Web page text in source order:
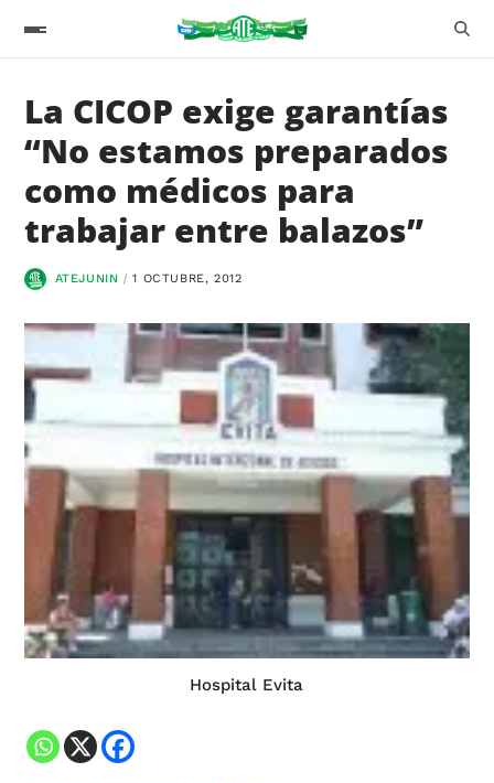
La CICOP exige garantías
“No estamos preparados
como médicos para
trabajar entre balazos”
ATEJUNIN 1 OCTUBRE, 2012
Hospital Evita